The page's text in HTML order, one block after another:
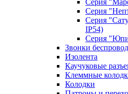
Серия
Серия
IP54)
Серия
Звонки
Изолента
Каучуковые
Клеммные
Колодки